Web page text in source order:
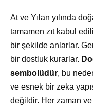
At ve Yılan yılında
tamamen zıt kabul
bir şekilde anlarlar.
bir dostluk kurarlar.
sembolüdür, bu
ve esnek bir zeka
değildir. Her zaman ve